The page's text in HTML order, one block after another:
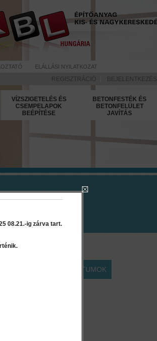
ELÁLLÁSI NYILATKOZAT
REGISZTRÁCIÓ BEJELENTKEZÉS
VÍZSZIGETELÉS ÉS
CSEMPELAPOK
BEÉPÍTÉSE
BETONFESTÉK ÉS
BETONFELÜLET
JAVÍTÁS
8 kg
DOKUMENTUMOK
08.21.-ig zárva tart.